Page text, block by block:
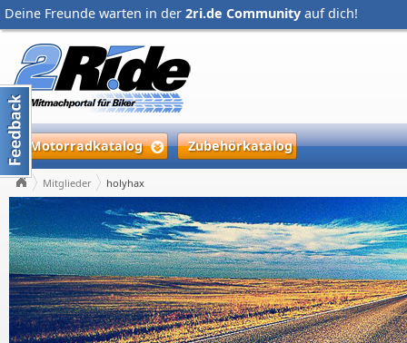
Deine Freunde warten in der 2ri.de Community auf dich!
Motorradkatalog Zubehörkatalog
Mitglieder holyhax